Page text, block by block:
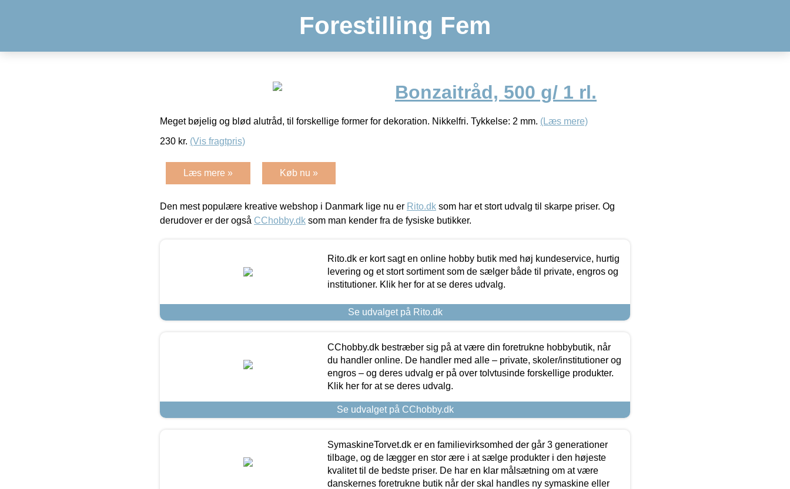
Forestilling Fem
Bonzaitråd, 500 g/ 1 rl.
Meget bøjelig og blød alutråd, til forskellige former for dekoration. Nikkelfri. Tykkelse: 2 mm. (Læs mere)
230 kr. (Vis fragtpris)
Læs mere » Køb nu »
Den mest populære kreative webshop i Danmark lige nu er Rito.dk som har et stort udvalg til skarpe priser. Og
derudover er der også CChobby.dk som man kender fra de fysiske butikker.
Rito.dk er kort sagt en online hobby butik med høj kundeservice, hurtig
levering og et stort sortiment som de sælger både til private, engros og
institutioner. Klik her for at se deres udvalg.
Se udvalget på Rito.dk
CChobby.dk bestræber sig på at være din foretrukne hobbybutik, når
du handler online. De handler med alle – private, skoler/institutioner og
engros – og deres udvalg er på over tolvtusinde forskellige produkter.
Klik her for at se deres udvalg.
Se udvalget på CChobby.dk
SymaskineTorvet.dk er en familievirksomhed der går 3 generationer
tilbage, og de lægger en stor ære i at sælge produkter i den højeste
kvalitet til de bedste priser. De har en klar målsætning om at være
danskernes foretrukne butik når der skal handles ny symaskine eller